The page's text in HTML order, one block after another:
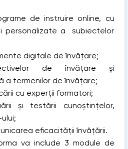
de instruire online, cu
personalizate a subiectelor
digitale de învățare;
de învățare și
a termenilor de învățare;
cu experții formatori;
și testării cunoștințelor,
eficacității învățării.
va include 3 module de